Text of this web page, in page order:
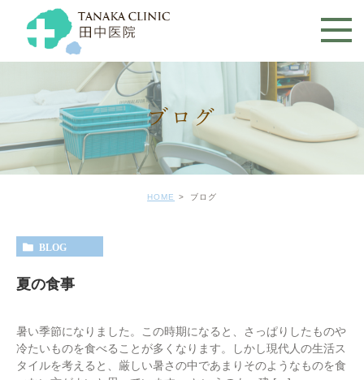
ブログ
HOME ブログ
BLOG
夏の食事
暑い季節になりました。この時期になると、さっぱりしたものや
冷たいものを食べることが多くなります。しかし現代人の生活ス
タイルを考えると、厳しい暑さの中であまりそのようなものを食